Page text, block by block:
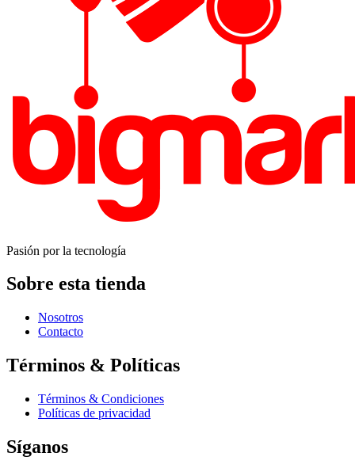
Pasión por la tecnología
Sobre esta tienda
Nosotros
Contacto
Términos & Políticas
Términos & Condiciones
Políticas de privacidad
Síganos